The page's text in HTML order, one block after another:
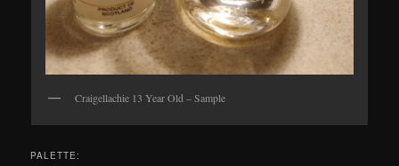
Craigellachie 13 Year Old – Sample
PALETTE: